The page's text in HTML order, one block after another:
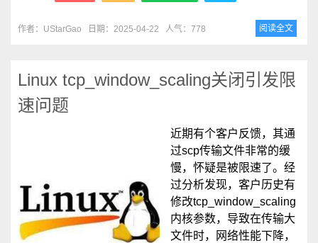
作者：UStarGao 日期：2025-04-22 人气：778 阅读全文
Linux tcp_window_scaling关闭引发限
速问题
近期有个客户反馈，其通
过scp传输文件非常的缓
慢，怀疑是被限速了。经
过分析发现，客户历史有
修改tcp_window_scaling
内核参数，导致在传输大
文件时，网络性能下降，